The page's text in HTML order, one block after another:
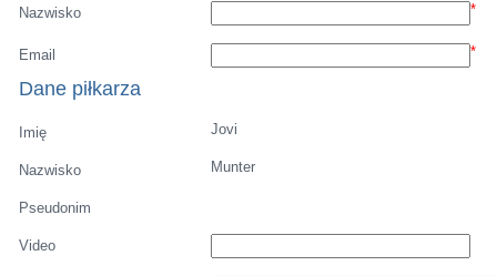
Nazwisko *
Email *
Dane piłkarza
Imię Jovi
Nazwisko Munter
Pseudonim
Video